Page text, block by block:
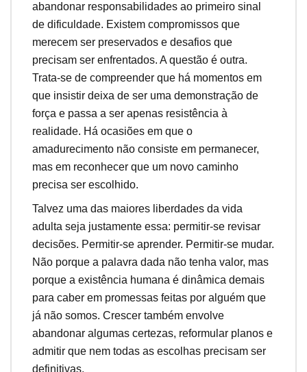
abandonar responsabilidades ao primeiro sinal
de dificuldade. Existem compromissos que
merecem ser preservados e desafios que
precisam ser enfrentados. A questão é outra.
Trata-se de compreender que há momentos em
que insistir deixa de ser uma demonstração de
força e passa a ser apenas resistência à
realidade. Há ocasiões em que o
amadurecimento não consiste em permanecer,
mas em reconhecer que um novo caminho
precisa ser escolhido.
Talvez uma das maiores liberdades da vida
adulta seja justamente essa: permitir-se revisar
decisões. Permitir-se aprender. Permitir-se mudar.
Não porque a palavra dada não tenha valor, mas
porque a existência humana é dinâmica demais
para caber em promessas feitas por alguém que
já não somos. Crescer também envolve
abandonar algumas certezas, reformular planos e
admitir que nem todas as escolhas precisam ser
definitivas.